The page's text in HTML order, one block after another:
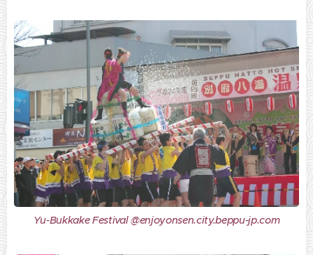
Yu-Bukkake Festival @enjoyonsen.city.beppu-jp.com